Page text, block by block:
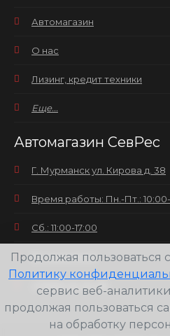
Автомагазин
О нас
Лизинг, кредит техники
Еще...
Автомагазин СевРес
Г. Мурманск ул. Кирова д. 38
Время работы: Пн.-Пт.:
Сб.: 11:00-17:00
Вс.: выходной
+7(8152) 25-30-58
Продолжая пользоваться
Политику
сервис веб-
продолжая пользоваться
на обработку